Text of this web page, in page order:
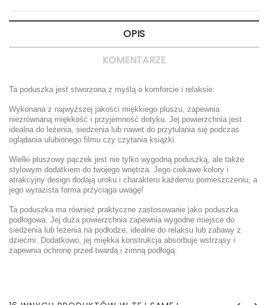
OPIS
KOMENTARZE
Ta poduszka jest stworzona z myślą o komforcie i relaksie.
Wykonana z najwyższej jakości miękkiego pluszu, zapewnia
niezrównaną miękkość i przyjemność dotyku. Jej powierzchnia jest
idealna do leżenia, siedzenia lub nawet do przytulania się podczas
oglądania ulubionego filmu czy czytania książki.
Wielki pluszowy pączek jest nie tylko wygodną poduszką, ale także
stylowym dodatkiem do twojego wnętrza. Jego ciekawe kolory i
atrakcyjny design dodają uroku i charakteru każdemu pomieszczeniu, a
jego wyrazista forma przyciąga uwagę!
Ta poduszka ma również praktyczne zastosowanie jako poduszka
podłogowa. Jej duża powierzchnia zapewnia wygodne miejsce do
siedzenia lub leżenia na podłodze, idealne do relaksu lub zabawy z
dziećmi. Dodatkowo, jej miękka konstrukcja absorbuje wstrząsy i
zapewnia ochronę przed twardą i zimną podłogą.